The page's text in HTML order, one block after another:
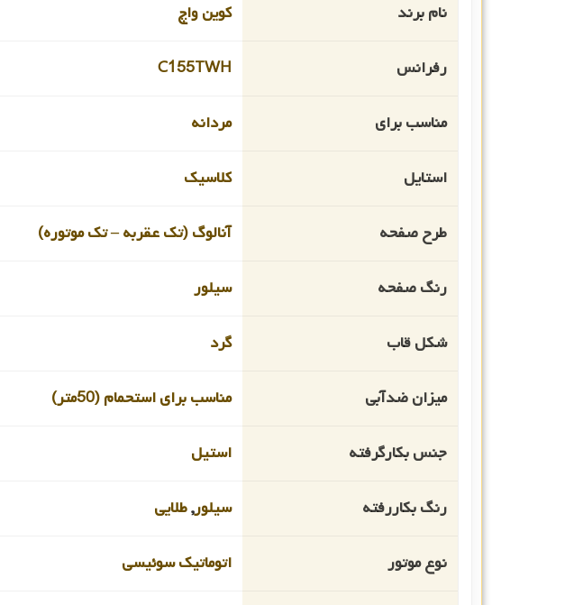
نام برند کوین واچ
رفرانس C155TWH
مناسب برای مردانه
استایل کلاسیک
طرح صفحه آنالوگ (تک عقربه – تک موتوره)
رنگ صفحه سیلور
شکل قاب گرد
میزان ضدآبی مناسب برای استحمام (50متر)
جنس بکارگرفته استیل
رنگ بکاررفته سیلور,طلایی
نوع موتور اتوماتیک سوئیسی